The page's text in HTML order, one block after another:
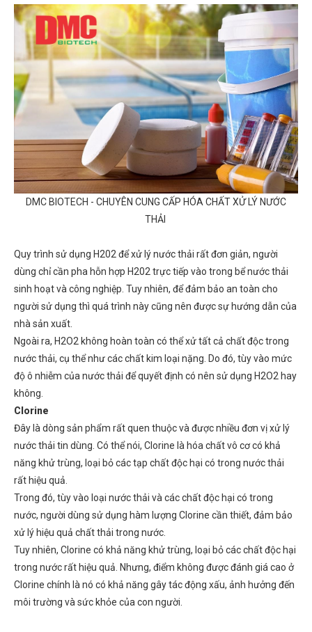
DMC BIOTECH - CHUYÊN CUNG CẤP HÓA CHẤT XỬ LÝ NƯỚC
THẢI
Quy trình sử dụng H202 để xử lý nước thải rất đơn giản, người
dùng chỉ cần pha hỗn hợp H202 trực tiếp vào trong bể nước thải
sinh hoạt và công nghiệp. Tuy nhiên, để đảm bảo an toàn cho
người sử dụng thì quá trình này cũng nên được sự hướng dẫn của
nhà sản xuất.
Ngoài ra, H2O2 không hoàn toàn có thể xử tất cả chất độc trong
nước thải, cụ thể như các chất kim loại nặng. Do đó, tùy vào mức
độ ô nhiễm của nước thải để quyết định có nên sử dụng H2O2 hay
không.
Clorine
Đây là dòng sản phẩm rất quen thuộc và được nhiều đơn vị xử lý
nước thải tin dùng. Có thể nói, Clorine là hóa chất vô cơ có khả
năng khử trùng, loại bỏ các tạp chất độc hại có trong nước thải
rất hiệu quả.
Trong đó, tùy vào loại nước thải và các chất độc hại có trong
nước, người dùng sử dụng hàm lượng Clorine cần thiết, đảm bảo
xử lý hiệu quả chất thải trong nước.
Tuy nhiên, Clorine có khả năng khử trùng, loại bỏ các chất độc hại
trong nước rất hiệu quả. Nhưng, điểm không được đánh giá cao ở
Clorine chính là nó có khả năng gây tác động xấu, ảnh hưởng đến
môi trường và sức khỏe của con người.